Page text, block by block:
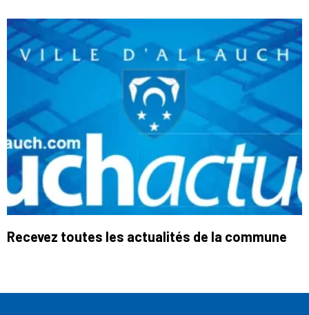
Recevez toutes les actualités de la commune